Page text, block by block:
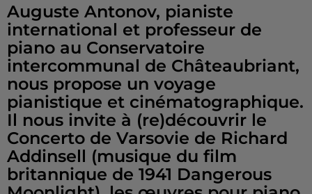
Auguste Antonov, pianiste
international et professeur de
piano au Conservatoire
intercommunal de Châteaubriant,
nous propose un voyage
pianistique et cinématographique.
Il nous invite à (re)découvrir le
Concerto de Varsovie de Richard
Addinsell (musique du film
britannique de 1941 Dangerous